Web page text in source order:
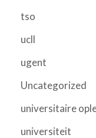
tso
ucll
ugent
Uncategorized
universitaire
universiteit